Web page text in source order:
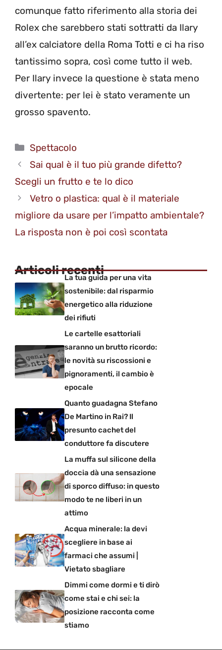
comunque fatto riferimento alla storia dei
Rolex che sarebbero stati sottratti da Ilary
all’ex calciatore della Roma Totti e ci ha riso
tantissimo sopra, così come tutto il web.
Per Ilary invece la questione è stata meno
divertente: per lei è stato veramente un
grosso spavento.
Categorie
Spettacolo
Sai qual è il tuo più grande difetto?
Scegli un frutto e te lo dico
Vetro o plastica: qual è il materiale
migliore da usare per l’impatto ambientale?
La risposta non è poi così scontata
Articoli recenti
La tua guida per una vita
sostenibile: dal risparmio
energetico alla riduzione
dei rifiuti
Le cartelle esattoriali
saranno un brutto ricordo:
le novità su riscossioni e
pignoramenti, il cambio è
epocale
Quanto guadagna Stefano
De Martino in Rai? Il
presunto cachet del
conduttore fa discutere
La muffa sul silicone della
doccia dà una sensazione
di sporco diffuso: in questo
modo te ne liberi in un
attimo
Acqua minerale: la devi
scegliere in base ai
farmaci che assumi |
Vietato sbagliare
Dimmi come dormi e ti dirò
come stai e chi sei: la
posizione racconta come
stiamo